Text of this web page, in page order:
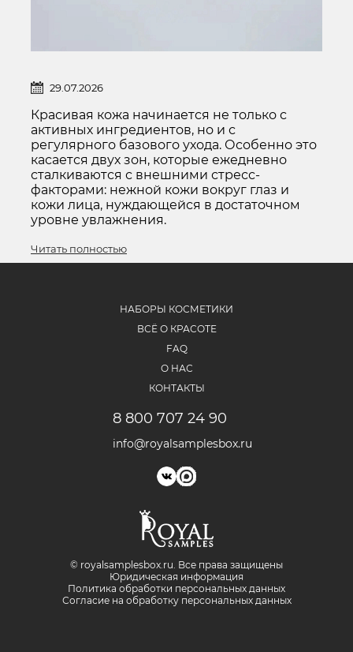
29.07.2026
Красивая кожа начинается не только с
активных ингредиентов, но и с
регулярного базового ухода. Особенно это
касается двух зон, которые ежедневно
сталкиваются с внешними стресс-
факторами: нежной кожи вокруг глаз и
кожи лица, нуждающейся в достаточном
уровне увлажнения.
Читать полностью
НАБОРЫ КОСМЕТИКИ
ВСЁ О КРАСОТЕ
FAQ
О НАС
КОНТАКТЫ
8 800 707 24 90
info@royalsamplesbox.ru
© royalsamplesbox.ru. Bce права защищены
Юридическая информация
Политика обработки персональных данных
Согласие на обработку персональных данных